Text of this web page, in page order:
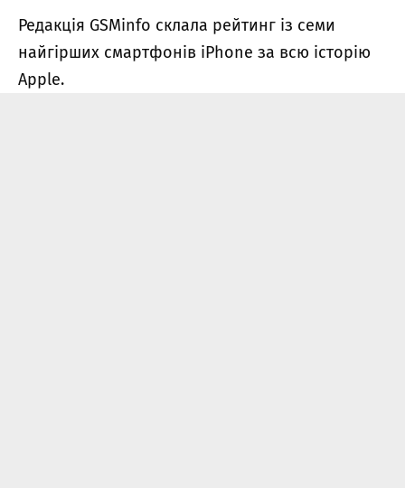
Редакція GSMinfo склала рейтинг із семи
найгірших смартфонів iPhone за всю історію
Apple.